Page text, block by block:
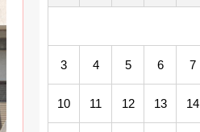
3 4 5 6 7
10 11 12 13 14